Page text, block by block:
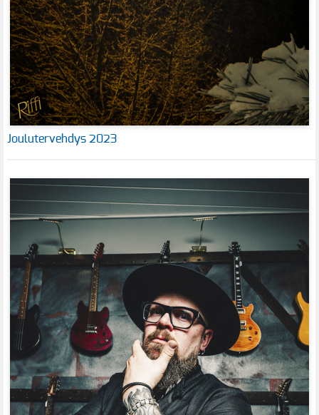
Joulutervehdys 2023